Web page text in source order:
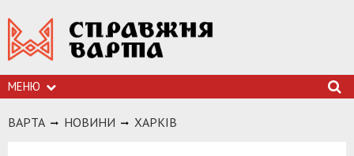
МЕНЮ
ВАРТА НОВИНИ ХАРКIВ